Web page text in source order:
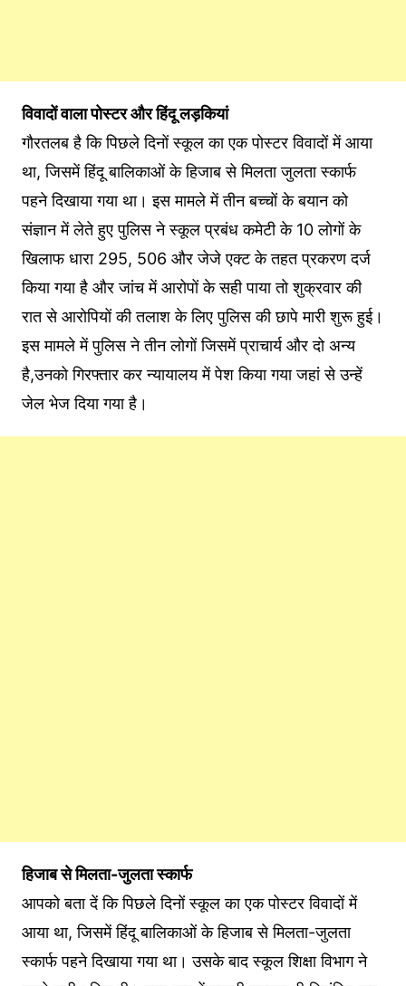
विवादों वाला पोस्टर और हिंदू लड़कियां
गौरतलब है कि पिछले दिनों स्कूल का एक पोस्टर विवादों में आया
था, जिसमें हिंदू बालिकाओं के हिजाब से मिलता जुलता स्कार्फ
पहने दिखाया गया था। इस मामले में तीन बच्चों के बयान को
संज्ञान में लेते हुए पुलिस ने स्कूल प्रबंध कमेटी के 10 लोगों के
खिलाफ धारा 295, 506 और जेजे एक्ट के तहत प्रकरण दर्ज
किया गया है और जांच में आरोपों के सही पाया तो शुक्रवार की
रात से आरोपियों की तलाश के लिए पुलिस की छापे मारी शुरू हुई।
इस मामले में पुलिस ने तीन लोगों जिसमें प्राचार्य और दो अन्य
है,उनको गिरफ्तार कर न्यायालय में पेश किया गया जहां से उन्हें
जेल भेज दिया गया है।
हिजाब से मिलता-जुलता स्कार्फ
आपको बता दें कि पिछले दिनों स्कूल का एक पोस्टर विवादों में
आया था, जिसमें हिंदू बालिकाओं के हिजाब से मिलता-जुलता
स्कार्फ पहने दिखाया गया था। उसके बाद स्कूल शिक्षा विभाग ने